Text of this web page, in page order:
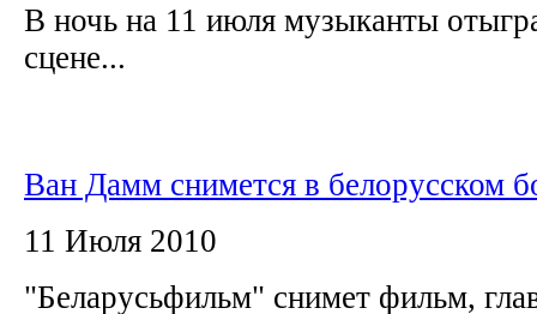
В ночь на 11 июля музыканты
сцене...
Ван Дамм снимется в белорусском
11 Июля 2010
"Беларусьфильм" снимет фильм,